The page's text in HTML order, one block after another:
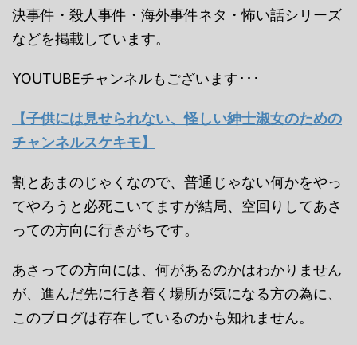
決事件・殺人事件・海外事件ネタ・怖い話シリーズ
などを掲載しています。
YOUTUBEチャンネルもございます･･･
【子供には見せられない、怪しい紳士淑女のための
チャンネルスケキモ】
割とあまのじゃくなので、普通じゃない何かをやっ
てやろうと必死こいてますが結局、空回りしてあさ
っての方向に行きがちです。
あさっての方向には、何があるのかはわかりません
が、進んだ先に行き着く場所が気になる方の為に、
このブログは存在しているのかも知れません。